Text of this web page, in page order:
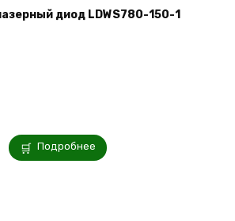
диод LDWS780-150-1
Подробнее